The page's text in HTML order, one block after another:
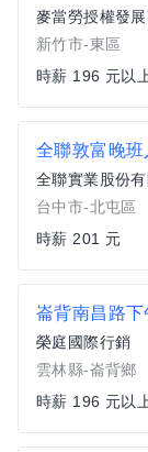
麥當勞授權發
新竹市-東區
時薪 196 元以
全聯敦富晚班
全聯實業股份
台中市-北屯區
時薪 201 元
崙背南昌路
榮庭國際行銷
雲林縣-崙背鄉
時薪 196 元以